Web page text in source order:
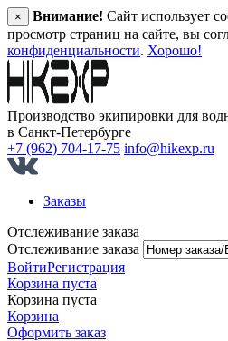
× Внимание! Сайт использует
просмотр страниц на сайте, вы
конфиденциальности. Хорошо!
Производство экипировки для
в Санкт‑Петербурге
+7 (962) 704-17-75 info@hikexp.ru
Заказы
Отслеживание заказа
Отслеживание заказа
ВойтиРегистрация
Корзина пуста
Корзина пуста
Корзина
Оформить заказ